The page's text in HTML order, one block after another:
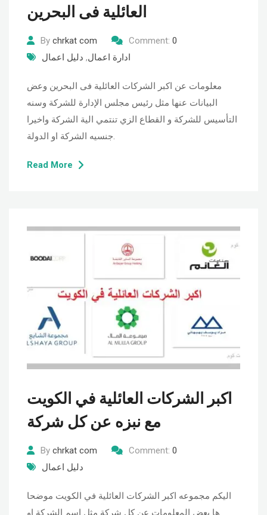
العائلية فى البحرين
By chrkat com Comment: 0
ادارة اعمال, دليل اعمال
معلومات عن اكبر الشركات العائلية فى البحرين وعض
البيانات عنها مثل رئيس مجلس الإدارة للشركة وسنه
التأسيس للشركة و القطاع الزي تنتمي الية الشركة واخيرا
جنسيه الشركة او الدولة.
Read More
اكبر الشركات العائلية في الكويت
مع نبزه عن كل شركة
By chrkat com Comment: 0
دليل اعمال
اليكم مجموعه اكبر الشركات العائلية في الكويت موضحا
ها بعض المعلومات عن كل شركة مثل اسم الشركة او